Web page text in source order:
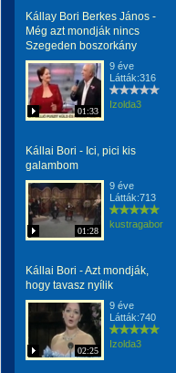
Kállay Bori Berkes János -
Még azt mondják nincs
Szegeden boszorkány
01:33
9 éve
Látták:316
Izolda3
Kállai Bori - Ici, pici kis
galambom
01:28
9 éve
Látták:713
kustragabor
Kállai Bori - Azt mondják,
hogy tavasz nyílik
02:25
9 éve
Látták:740
Izolda3